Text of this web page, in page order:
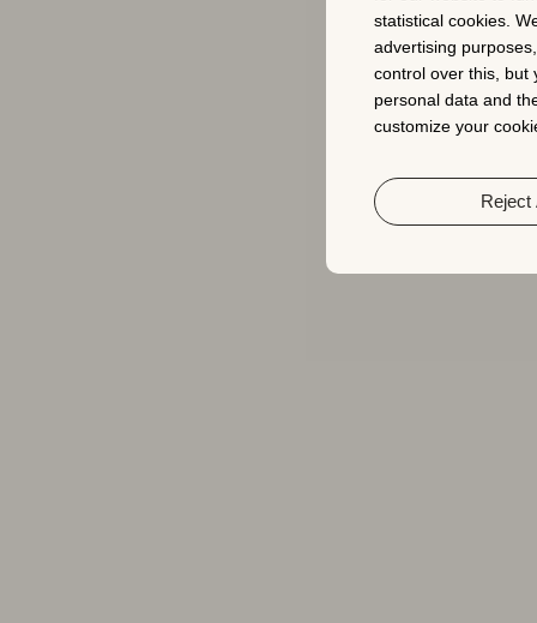
statistical cookies.
advertising
control over this, but
personal data and
customize your
Reject